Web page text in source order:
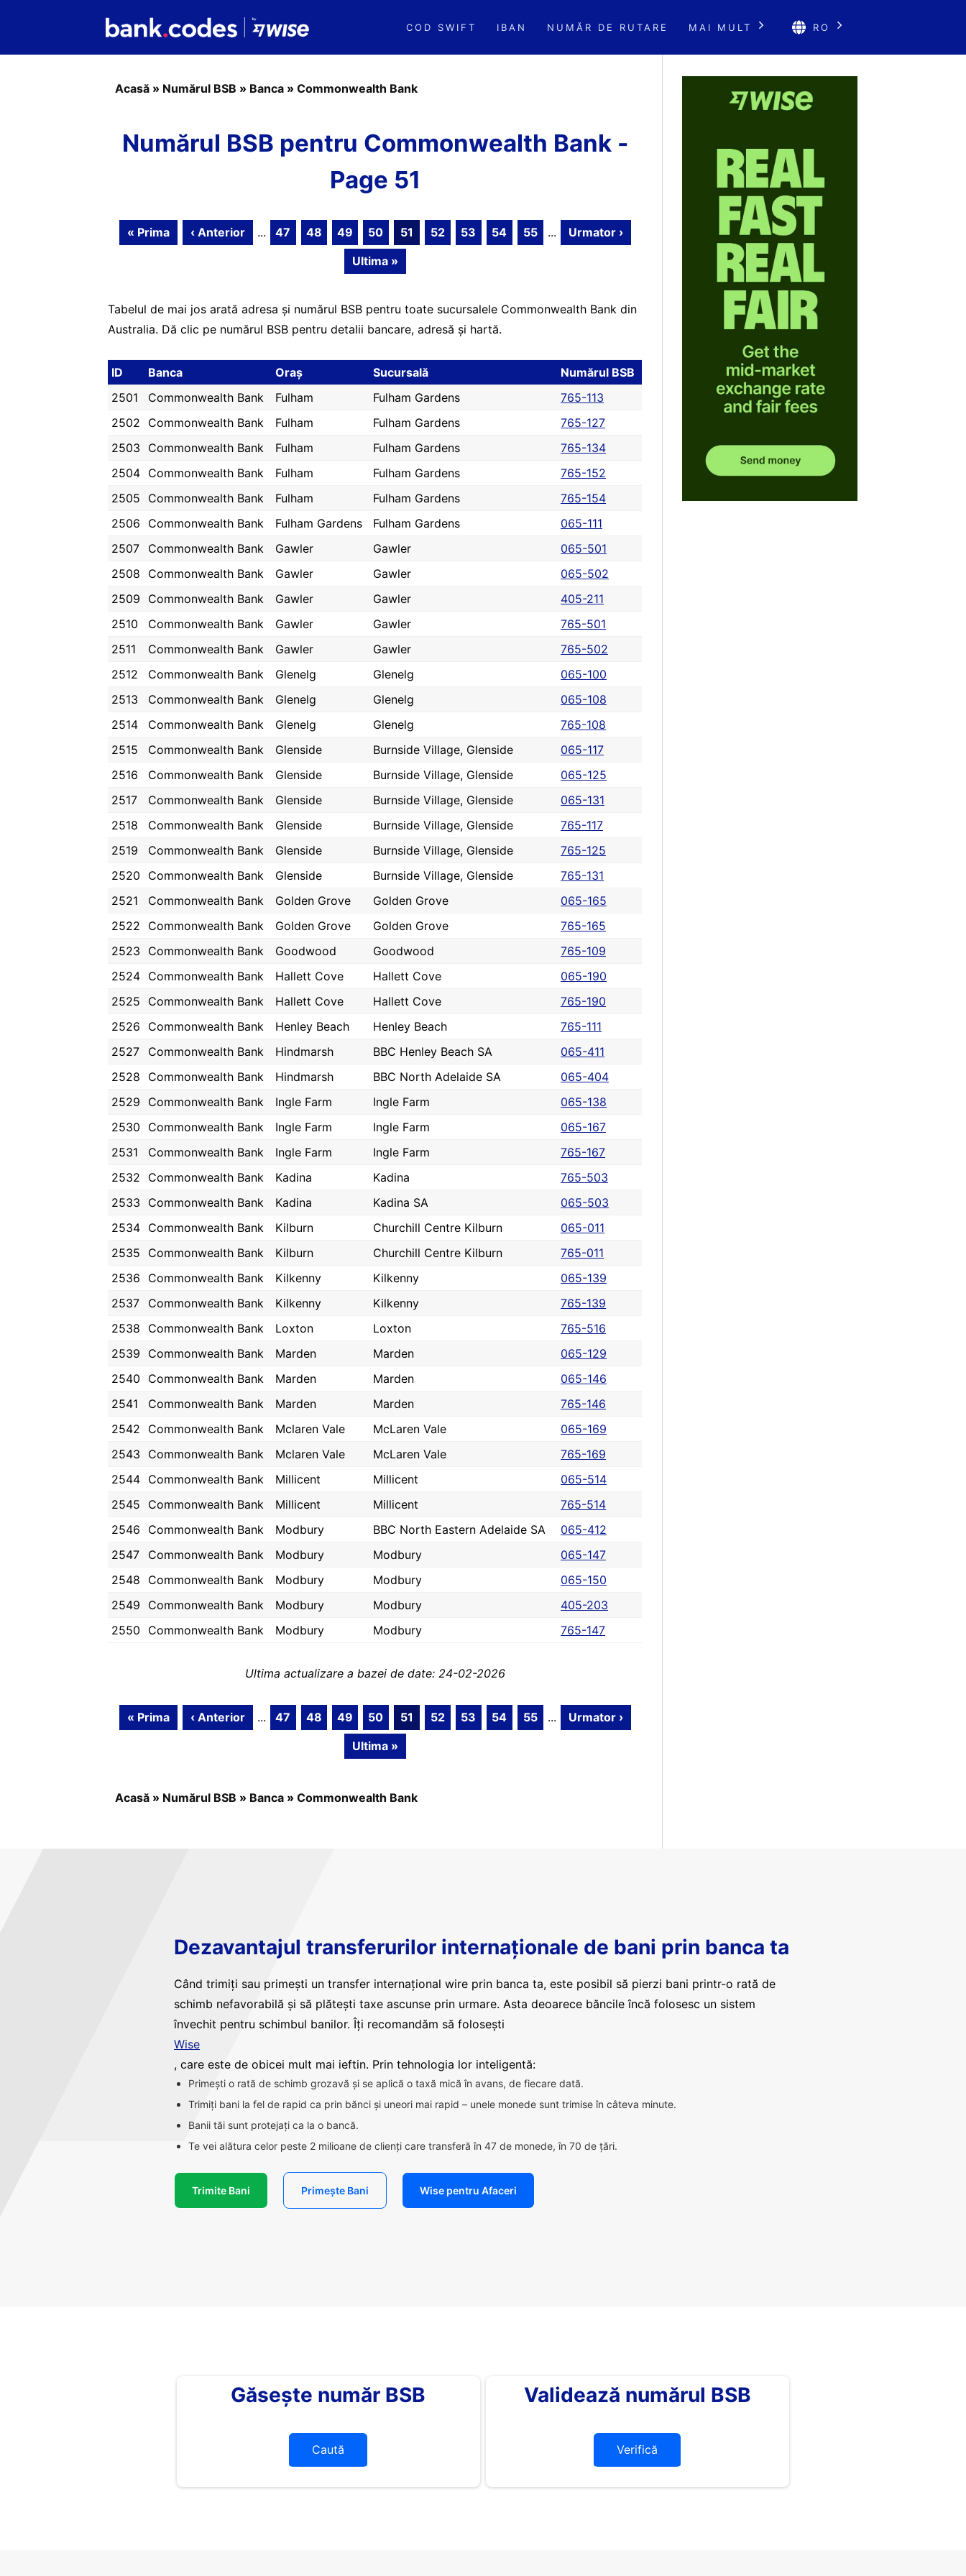
COD SWIFT IBAN NUMĂR DE RUTARE MAI MULT RO
Acasă » Numărul BSB » Banca » Commonwealth Bank
Numărul BSB pentru Commonwealth Bank -
Page 51
« Prima ‹ Anterior ... 47 48 49 50 51 52 53 54 55 ...
Urmator ›
Ultima »
Tabelul de mai jos arată adresa și numărul BSB pentru toate sucursalele Commonwealth Bank din
Australia. Dă clic pe numărul BSB pentru detalii bancare, adresă și hartă.
ID Banca Oraș Sucursală
Numărul BSB
2501
Commonwealth Bank Fulham Fulham Gardens
765-113
2502
Commonwealth Bank Fulham Fulham Gardens
765-127
2503
Commonwealth Bank Fulham Fulham Gardens
765-134
2504 Commonwealth Bank Fulham Fulham Gardens
765-152
2505
Commonwealth Bank Fulham Fulham Gardens
765-154
2506
Commonwealth Bank Fulham Gardens Fulham Gardens
065-111
2507
Commonwealth Bank Gawler Gawler
065-501
2508
Commonwealth Bank Gawler Gawler
065-502
2509
Commonwealth Bank Gawler Gawler
405-211
2510
Commonwealth Bank Gawler Gawler
765-501
2511
Commonwealth Bank Gawler Gawler
765-502
2512
Commonwealth Bank Glenelg Glenelg
065-100
2513
Commonwealth Bank Glenelg Glenelg
065-108
2514
Commonwealth Bank Glenelg Glenelg
765-108
2515
Commonwealth Bank Glenside Burnside Village, Glenside
065-117
2516
Commonwealth Bank Glenside Burnside Village, Glenside
065-125
2517
Commonwealth Bank Glenside Burnside Village, Glenside
065-131
2518
Commonwealth Bank Glenside Burnside Village, Glenside
765-117
2519
Commonwealth Bank Glenside Burnside Village, Glenside
765-125
2520
Commonwealth Bank Glenside Burnside Village, Glenside
765-131
2521
Commonwealth Bank Golden Grove Golden Grove
065-165
2522
Commonwealth Bank Golden Grove Golden Grove
765-165
2523
Commonwealth Bank Goodwood Goodwood
765-109
2524 Commonwealth Bank Hallett Cove Hallett Cove
065-190
2525
Commonwealth Bank Hallett Cove Hallett Cove
765-190
2526
Commonwealth Bank Henley Beach Henley Beach
765-111
2527
Commonwealth Bank Hindmarsh BBC Henley Beach SA
065-411
2528
Commonwealth Bank Hindmarsh BBC North Adelaide SA
065-404
2529
Commonwealth Bank Ingle Farm Ingle Farm
065-138
2530
Commonwealth Bank Ingle Farm Ingle Farm
065-167
2531
Commonwealth Bank Ingle Farm Ingle Farm
765-167
2532
Commonwealth Bank Kadina Kadina
765-503
2533
Commonwealth Bank Kadina Kadina SA
065-503
2534 Commonwealth Bank Kilburn Churchill Centre Kilburn
065-011
2535
Commonwealth Bank Kilburn Churchill Centre Kilburn
765-011
2536
Commonwealth Bank Kilkenny Kilkenny
065-139
2537
Commonwealth Bank Kilkenny Kilkenny
765-139
2538
Commonwealth Bank Loxton Loxton
765-516
2539
Commonwealth Bank Marden Marden
065-129
2540
Commonwealth Bank Marden Marden
065-146
2541
Commonwealth Bank Marden Marden
765-146
2542
Commonwealth Bank Mclaren Vale McLaren Vale
065-169
2543
Commonwealth Bank Mclaren Vale McLaren Vale
765-169
2544 Commonwealth Bank Millicent Millicent
065-514
2545
Commonwealth Bank Millicent Millicent
765-514
2546
Commonwealth Bank Modbury BBC North Eastern Adelaide SA
065-412
2547
Commonwealth Bank Modbury Modbury
065-147
2548
Commonwealth Bank Modbury Modbury
065-150
2549
Commonwealth Bank Modbury Modbury
405-203
2550
Commonwealth Bank Modbury Modbury 765-147
Ultima actualizare a bazei de date: 24-02-2026
« Prima ‹ Anterior ... 47 48 49 50 51 52 53 54 55 ...
Urmator ›
Ultima »
Acasă » Numărul BSB » Banca » Commonwealth Bank
Dezavantajul transferurilor internaționale de bani prin banca ta
Când trimiți sau primești un transfer internațional wire prin banca ta, este posibil să pierzi bani printr-o rată de
schimb nefavorabilă și să plătești taxe ascunse prin urmare. Asta deoarece băncile încă folosesc un sistem
învechit pentru schimbul banilor. Îți recomandăm să folosești
Wise
, care este de obicei mult mai ieftin. Prin tehnologia lor inteligentă:
Primești o rată de schimb grozavă și se aplică o taxă mică în avans, de fiecare dată.
Trimiți bani la fel de rapid ca prin bănci și uneori mai rapid – unele monede sunt trimise în câteva minute.
Banii tăi sunt protejați ca la o bancă.
Te vei alătura celor peste 2 milioane de clienți care transferă în 47 de monede, în 70 de țări.
Trimite Bani Primește Bani Wise pentru Afaceri
Găsește număr BSB
Caută
Validează numărul BSB
Verifică